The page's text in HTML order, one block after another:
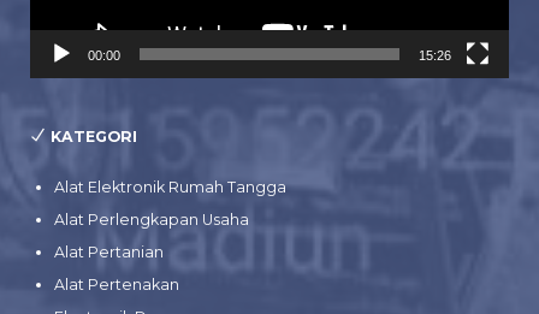
00:00 15:26
KATEGORI
Alat Elektronik Rumah Tangga
Alat Perlengkapan Usaha
Alat Pertanian
Alat Pertenakan